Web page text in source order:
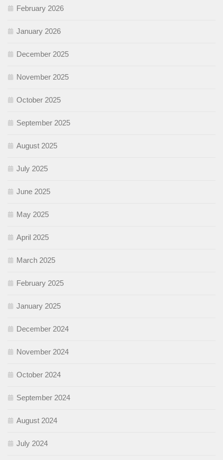
February 2026
January 2026
December 2025
November 2025
October 2025
September 2025
August 2025
July 2025
June 2025
May 2025
April 2025
March 2025
February 2025
January 2025
December 2024
November 2024
October 2024
September 2024
August 2024
July 2024